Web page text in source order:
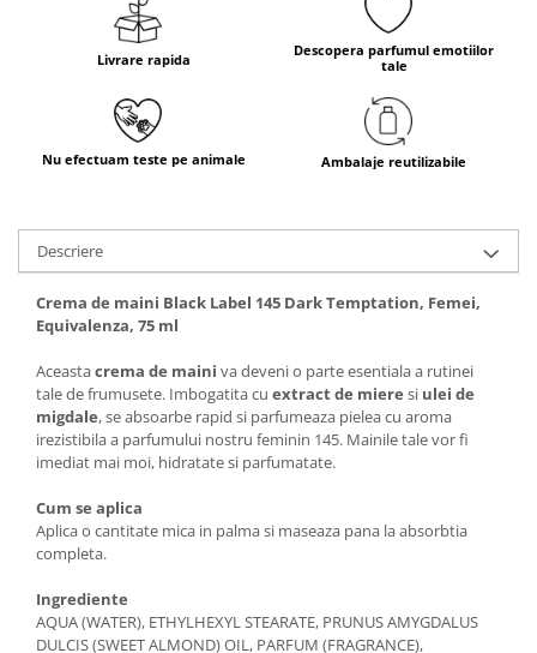
Livrare rapida
Descopera parfumul emotiilor
tale
Nu efectuam teste pe animale Ambalaje reutilizabile
Descriere
Crema de maini Black Label 145 Dark Temptation, Femei,
Equivalenza, 75 ml
Aceastacrema de maini va deveni o parte esentiala a rutinei
tale de frumusete. Imbogatita cu extract de miere si ulei de
migdale, se absoarbe rapid si parfumeaza pielea cu aroma
irezistibila a parfumului nostru feminin 145. Mainile tale vor fi
imediat mai moi, hidratate si parfumatate.
Cum se aplica
Aplica o cantitate mica in palma si maseaza pana la absorbtia
completa.
Ingrediente
AQUA (WATER), ETHYLHEXYL STEARATE, PRUNUS AMYGDALUS
DULCIS (SWEET ALMOND) OIL, PARFUM (FRAGRANCE),